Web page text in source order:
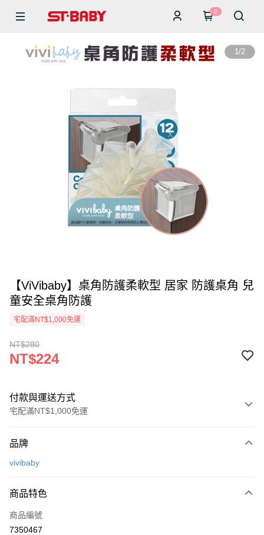
0
1/2
【ViVibaby】桌角防護柔軟型 居家 防護桌角 兒
童安全桌角防護
宅配滿NT$1,000免運
NT$280
NT$224
付款與運送方式
宅配滿NT$1,000免運
信用卡一次付款
街口支付
悠遊付
品牌
vivibaby
商品特色
商品編號
7350467